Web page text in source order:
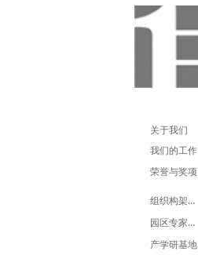
关于我们
我们的工作
荣誉与奖项
组织构架人员
园区专家团队
产学研基地